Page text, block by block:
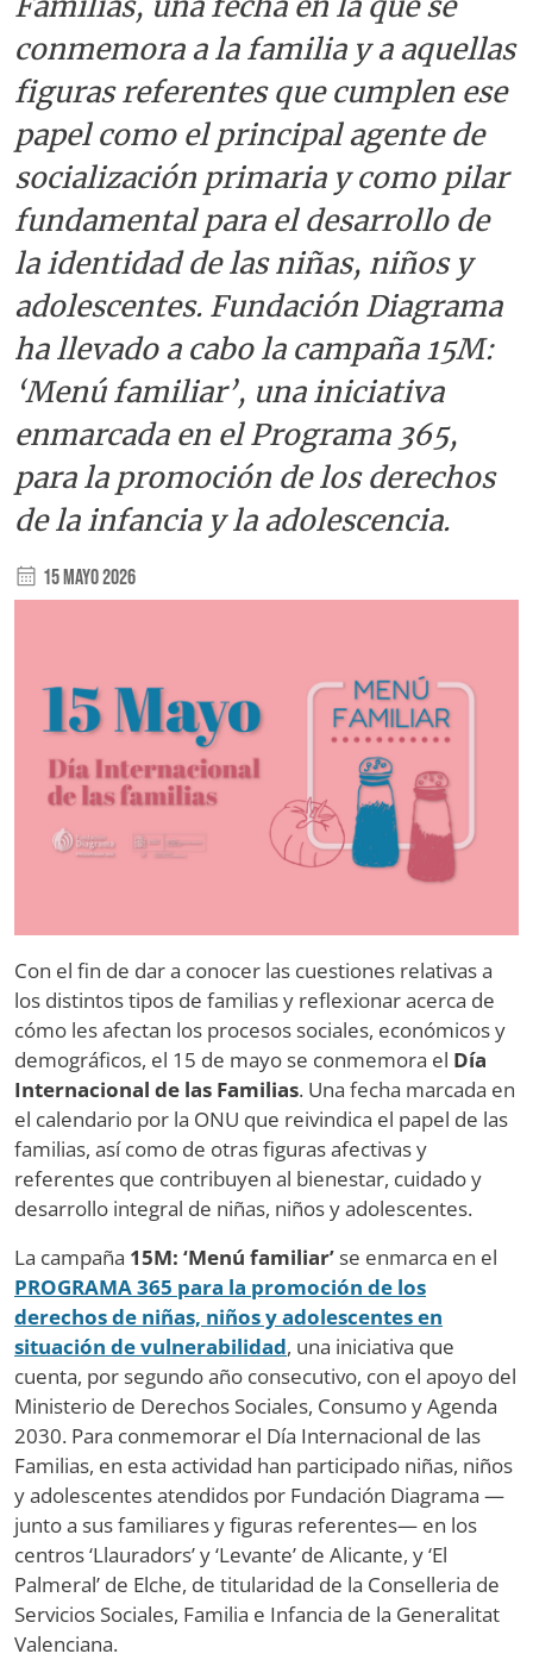
conmemora a la familia y a aquellas
figuras referentes que cumplen ese
papel como el principal agente de
socialización primaria y como pilar
fundamental para el desarrollo de
la identidad de las niñas, niños y
adolescentes. Fundación Diagrama
ha llevado a cabo la campaña 15M:
‘Menú familiar’, una iniciativa
enmarcada en el Programa 365,
para la promoción de los derechos
de la infancia y la adolescencia.
15 Mayo 2026
Con el fin de dar a conocer las cuestiones relativas a
los distintos tipos de familias y reflexionar acerca de
cómo les afectan los procesos sociales, económicos y
demográficos, el 15 de mayo se conmemora el Día
Internacional de las Familias. Una fecha marcada en
el calendario por la ONU que reivindica el papel de las
familias, así como de otras figuras afectivas y
referentes que contribuyen al bienestar, cuidado y
desarrollo integral de niñas, niños y adolescentes.
La campaña 15M: ‘Menú familiar’ se enmarca en el
PROGRAMA 365 para la promoción de los
derechos de niñas, niños y adolescentes en
situación de vulnerabilidad, una iniciativa que
cuenta, por segundo año consecutivo, con el apoyo del
Ministerio de Derechos Sociales, Consumo y Agenda
2030. Para conmemorar el Día Internacional de las
Familias, en esta actividad han participado niñas, niños
y adolescentes atendidos por Fundación Diagrama —
junto a sus familiares y figuras referentes— en los
centros ‘Llauradors’ y ‘Levante’ de Alicante, y ‘El
Palmeral’ de Elche, de titularidad de la Conselleria de
Servicios Sociales, Familia e Infancia de la Generalitat
Valenciana.